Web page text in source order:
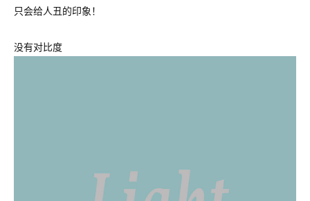
只会给人丑的印象！
没有对比度